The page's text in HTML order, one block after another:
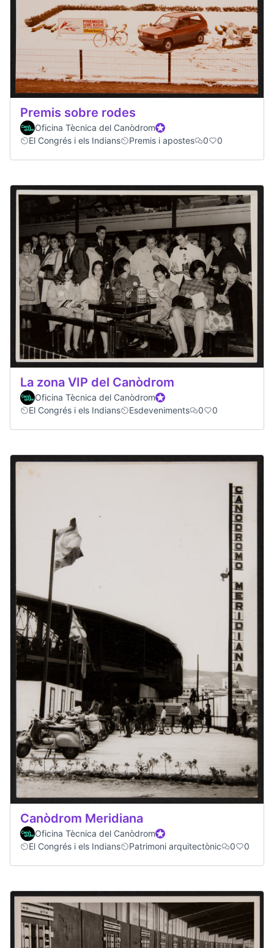
Premis sobre rodes
Oficina Tècnica del CanòdromParticipant oficial
El Congrés i els Indians
Premis i apostes 0 0
La zona VIP del Canòdrom
Oficina Tècnica del CanòdromParticipant oficial
El Congrés i els Indians
Esdeveniments 0 0
Canòdrom Meridiana
Oficina Tècnica del CanòdromParticipant oficial
El Congrés i els Indians
Patrimoni arquitectònic 0 0